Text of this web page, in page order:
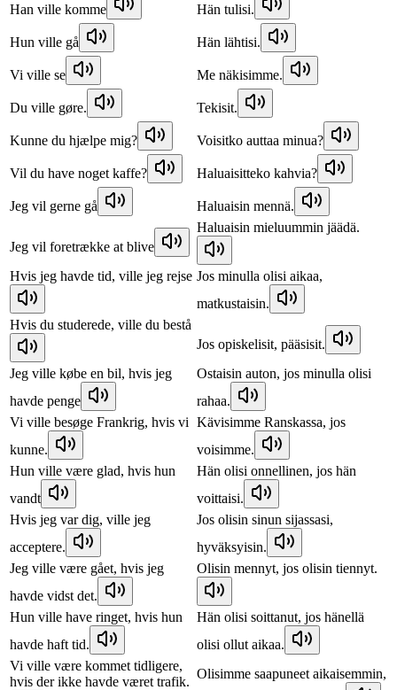
Han ville komme Hän tulisi.
Hun ville gå Hän lähtisi.
Vi ville se Me näkisimme.
Du ville gøre. Tekisit.
Kunne du hjælpe mig? Voisitko auttaa minua?
Vil du have noget kaffe? Haluaisitteko kahvia?
Jeg vil gerne gå Haluaisin mennä.
Jeg vil foretrække at blive
Haluaisin mieluummin jäädä.
Hvis jeg havde tid, ville jeg rejse Jos minulla olisi aikaa,
matkustaisin.
Hvis du studerede, ville du bestå
Jos opiskelisit, pääsisit.
Jeg ville købe en bil, hvis jeg
havde penge
Ostaisin auton, jos minulla olisi
rahaa.
Vi ville besøge Frankrig, hvis vi
kunne.
Kävisimme Ranskassa, jos
voisimme.
Hun ville være glad, hvis hun
vandt
Hän olisi onnellinen, jos hän
voittaisi.
Hvis jeg var dig, ville jeg
acceptere.
Jos olisin sinun sijassasi,
hyväksyisin.
Jeg ville være gået, hvis jeg
havde vidst det.
Olisin mennyt, jos olisin tiennyt.
Hun ville have ringet, hvis hun
havde haft tid.
Hän olisi soittanut, jos hänellä
olisi ollut aikaa.
Vi ville være kommet tidligere,
hvis der ikke havde været trafik.
Olisimme saapuneet aikaisemmin,